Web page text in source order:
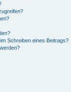
Schreiben eines Beitrags?